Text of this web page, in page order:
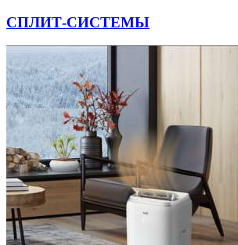
СПЛИТ-СИСТЕМЫ